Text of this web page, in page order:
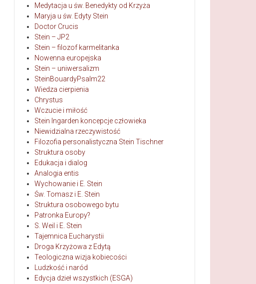
Medytacja u św. Benedykty od Krzyża
Maryja u św. Edyty Stein
Doctor Crucis
Stein – JP2
Stein – filozof karmelitanka
Nowenna europejska
Stein – uniwersalizm
SteinBouardyPsalm22
Wiedza cierpienia
Chrystus
Wczucie i miłość
Stein Ingarden koncepcje człowieka
Niewidzialna rzeczywistość
Filozofia personalistyczna Stein Tischner
Struktura osoby
Edukacja i dialog
Analogia entis
Wychowanie i E. Stein
Św. Tomasz i E. Stein
Struktura osobowego bytu
Patronka Europy?
S. Weil i E. Stein
Tajemnica Eucharystii
Droga Krzyżowa z Edytą
Teologiczna wizja kobiecości
Ludzkość i naród
Edycja dzieł wszystkich (ESGA)